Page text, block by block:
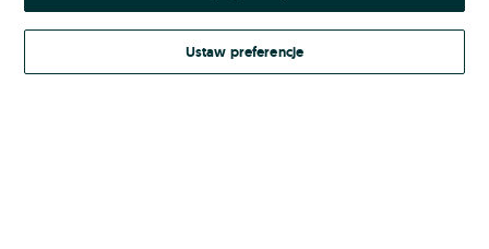
Kontynuując za pośrednictwem jednego z dostawców wskazanych powyżej,
Regulamin serwisuOLX.pl w jego aktualnym brzmieniu.
Ustaw preferencje